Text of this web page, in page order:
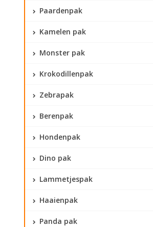
Paardenpak
Kamelen pak
Monster pak
Krokodillenpak
Zebrapak
Berenpak
Hondenpak
Dino pak
Lammetjespak
Haaienpak
Panda pak